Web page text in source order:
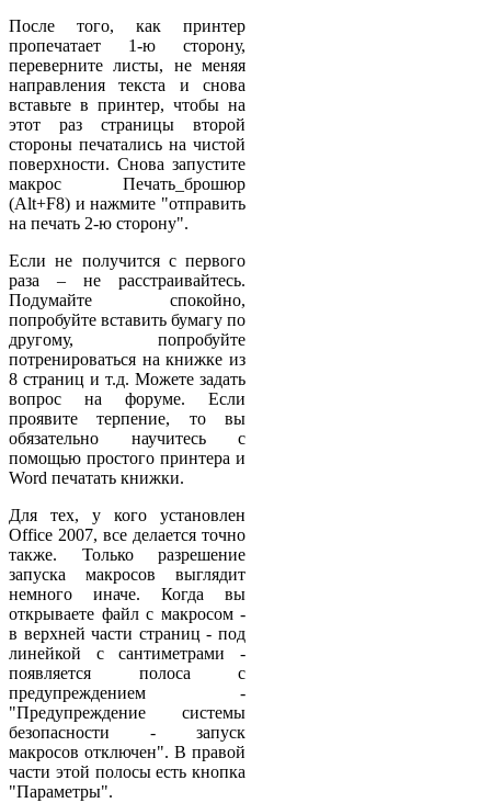
После того, как принтер
пропечатает 1-ю сторону,
переверните листы, не меняя
направления текста и снова
вставьте в принтер, чтобы на
этот раз страницы второй
стороны печатались на чистой
поверхности. Снова запустите
макрос Печать_брошюр
(Alt+F8) и нажмите "отправить
на печать 2-ю сторону".
Если не получится с первого
раза – не расстраивайтесь.
Подумайте спокойно,
попробуйте вставить бумагу по
другому, попробуйте
потренироваться на книжке из
8 страниц и т.д. Можете задать
вопрос на форуме. Если
проявите терпение, то вы
обязательно научитесь с
помощью простого принтера и
Word печатать книжки.
Для тех, у кого установлен
Office 2007, все делается точно
также. Только разрешение
запуска макросов выглядит
немного иначе. Когда вы
открываете файл с макросом -
в верхней части страниц - под
линейкой с сантиметрами -
появляется полоса с
предупреждением -
"Предупреждение системы
безопасности - запуск
макросов отключен". В правой
части этой полосы есть кнопка
"Параметры".